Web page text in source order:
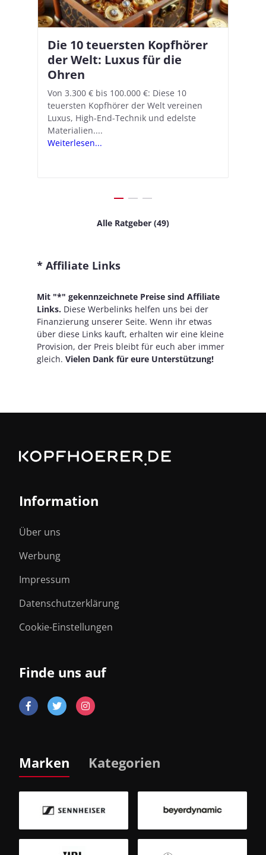
Die 10 teuersten Kopfhörer
der Welt: Luxus für die
Ohren
Von 3.300 € bis 100.000 €: Diese 10
teuersten Kopfhörer der Welt vereinen
Luxus, High-End-Technik und edelste
Materialien....
Weiterlesen...
Apple AirPods Pro 2 und iOS
18.1: So richtet ihr das neue
Hörgeräte-Feature ein
Mit iOS 18.1 und den AirPods Pro 2
verwandelt Apple seine In-Ear-Kopfhörer
in kostengünstige Hörhilfen. In wenigen
Schritten...
Weiterlesen...
Alle Ratgeber (49)
* Affiliate Links
Mit "*" gekennzeichnete Preise sind Affiliate
Links. Diese Werbelinks helfen uns bei der
Finanzierung unserer Seite. Wenn ihr etwas
über diese Links kauft, erhalten wir eine kleine
Provision, der Preis bleibt für euch aber immer
gleich. Vielen Dank für eure Unterstützung!
Information
Über uns
Werbung
Impressum
Datenschutzerklärung
Cookie-Einstellungen
Finde uns auf
Marken Kategorien